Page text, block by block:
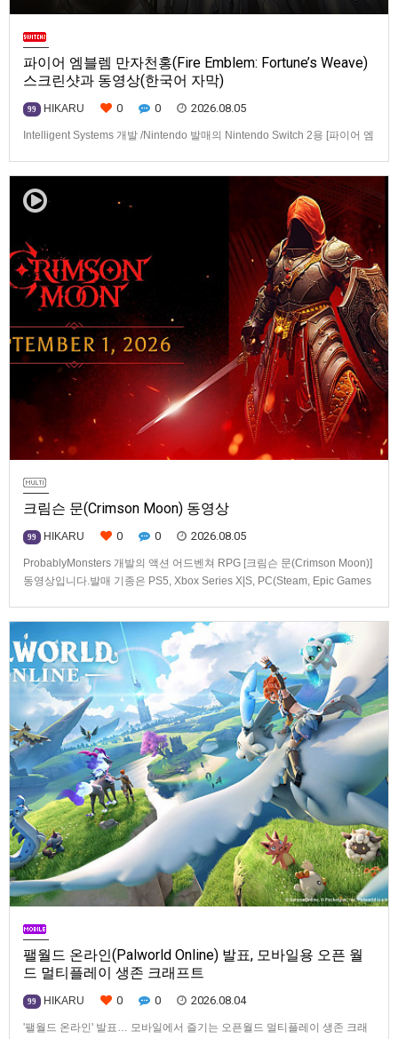
파이어 엠블렘 만자천홍(Fire Emblem: Fortune’s Weave)
스크린샷과 동영상(한국어 자막)
99 HIKARU 0 0 2026.08.05
Intelligent Systems 개발 /Nintendo 발매의 Nintendo Switch 2용 [파이어 엠
크림슨 문(Crimson Moon) 동영상
99 HIKARU 0 0 2026.08.05
ProbablyMonsters 개발의 액션 어드벤쳐 RPG [크림슨 문(Crimson Moon)]
동영상입니다.발매 기종은 PS5, Xbox Series X|S, PC(Steam, Epic Games
팰월드 온라인(Palworld Online) 발표, 모바일용 오픈 월
드 멀티플레이 생존 크래프트
99 HIKARU 0 0 2026.08.04
'팰월드 온라인' 발표… 모바일에서 즐기는 오픈월드 멀티플레이 생존 크래